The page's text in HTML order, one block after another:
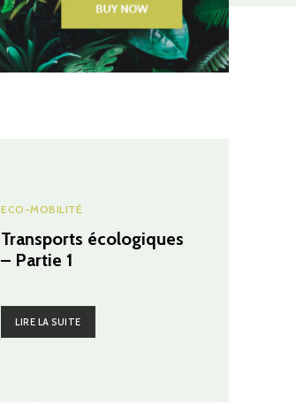
ECO-MOBILITÉ
Transports écologiques
– Partie 1
LIRE LA SUITE